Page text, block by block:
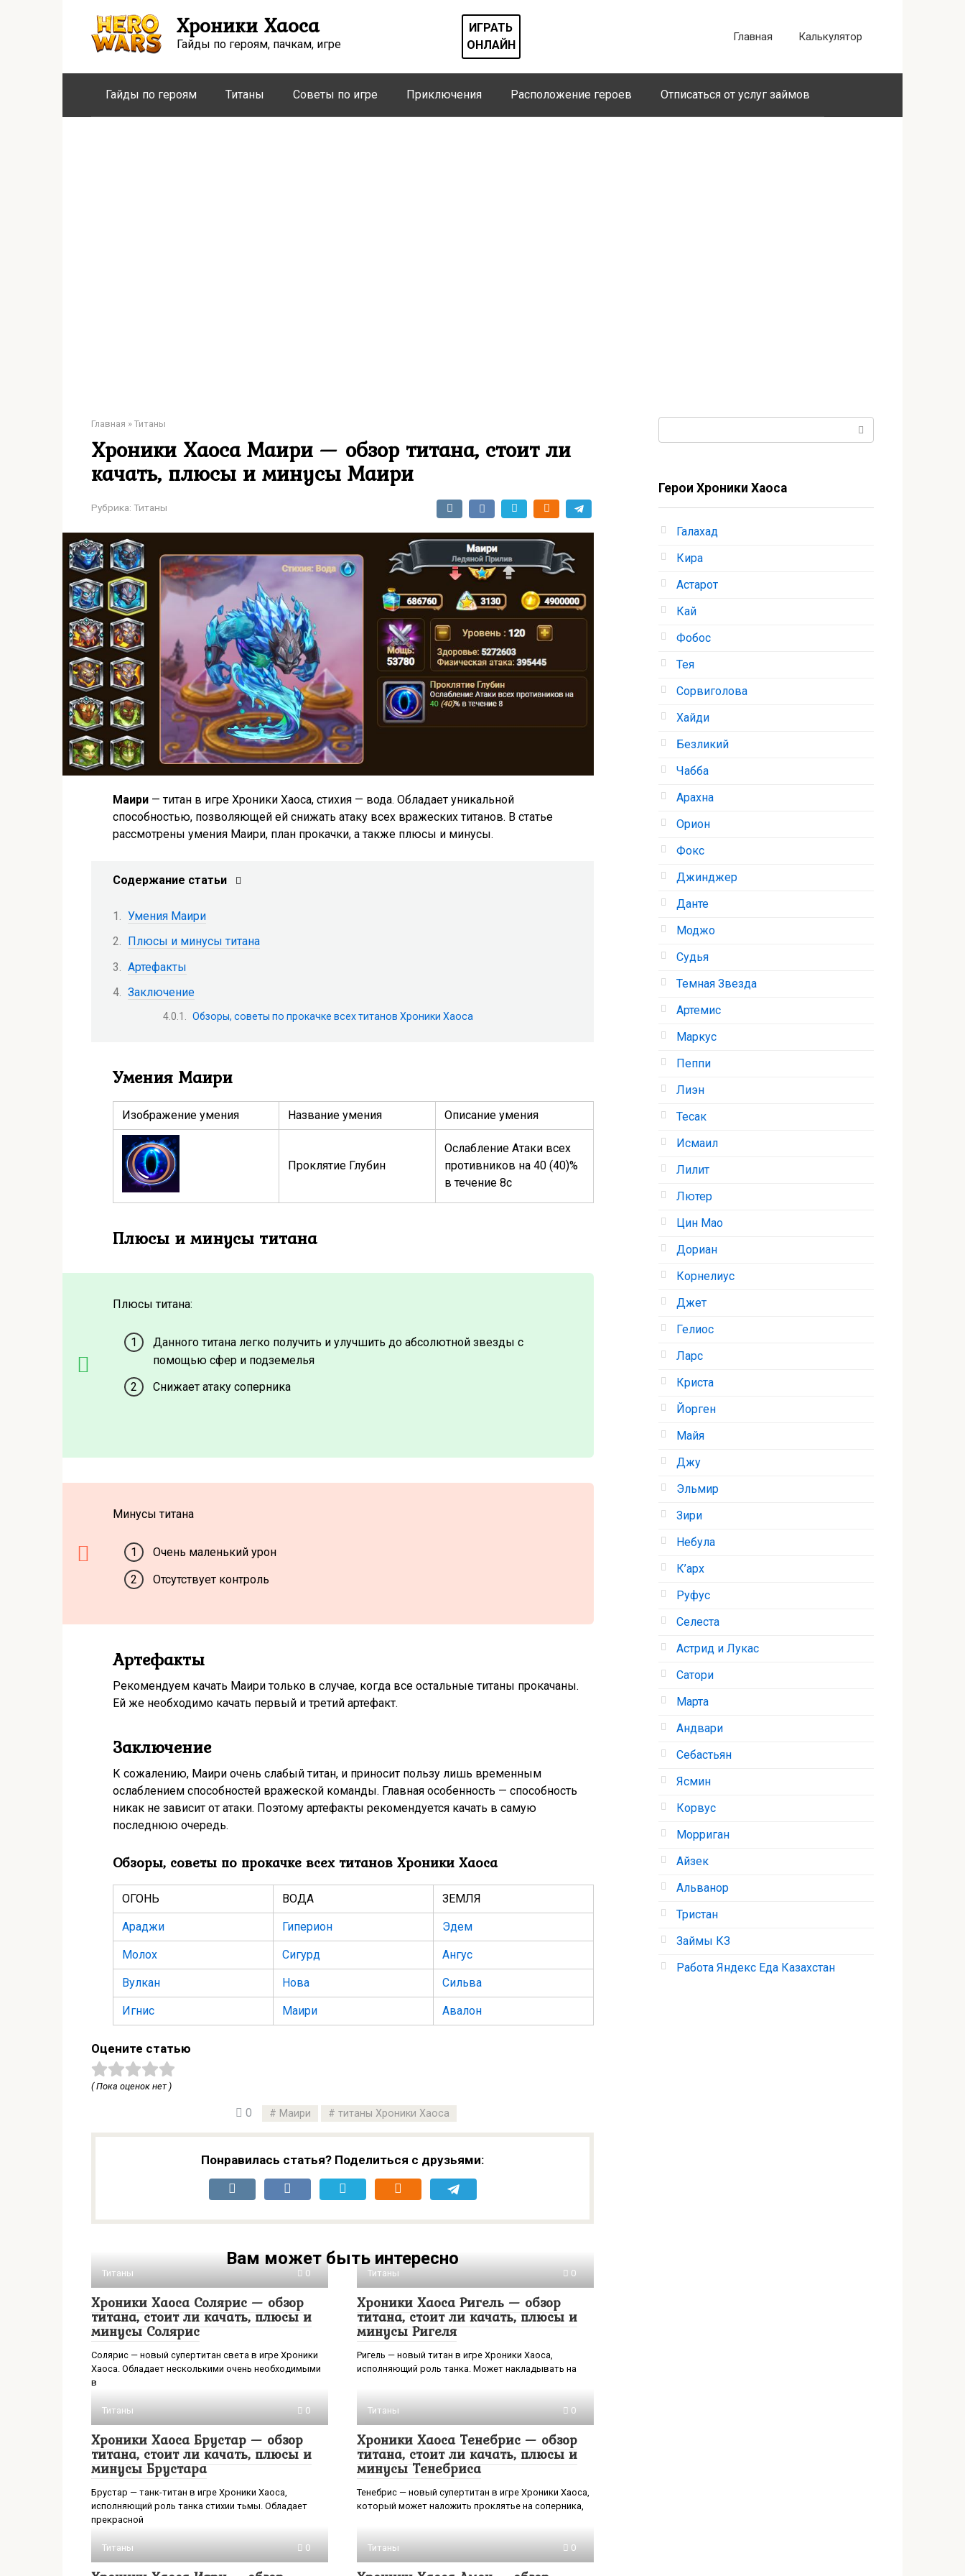
Хроники Хаоса
Гайды по героям, пачкам, игре
ИГРАТЬ
ОНЛАЙН
Главная Калькулятор
Гайды по героям Титаны Советы по игре Приключения Расположение героев Отписаться от услуг займов
Главная » Титаны
Хроники Хаоса Маири — обзор титана, стоит ли
качать, плюсы и минусы Маири
Рубрика: Титаны
Маири — титан в игре Хроники Хаоса, стихия — вода. Обладает уникальной
способностью, позволяющей ей снижать атаку всех вражеских титанов. В статье
рассмотрены умения Маири, план прокачки, а также плюсы и минусы.
Содержание статьи
Умения Маири
Плюсы и минусы титана
Артефакты
Заключение
Обзоры, советы по прокачке всех титанов Хроники Хаоса
Умения Маири
Изображение умения Название умения Описание умения
Проклятие Глубин
Ослабление Атаки всех
противников на 40 (40)%
в течение 8с
Плюсы и минусы титана
Плюсы титана:
Данного титана легко получить и улучшить до абсолютной звезды с
помощью сфер и подземелья
Снижает атаку соперника
Минусы титана
Очень маленький урон
Отсутствует контроль
Артефакты
Рекомендуем качать Маири только в случае, когда все остальные титаны прокачаны.
Ей же необходимо качать первый и третий артефакт.
Заключение
К сожалению, Маири очень слабый титан, и приносит пользу лишь временным
ослаблением способностей вражеской команды. Главная особенность — способность
никак не зависит от атаки. Поэтому артефакты рекомендуется качать в самую
последнюю очередь.
Обзоры, советы по прокачке всех титанов Хроники Хаоса
ОГОНЬ ВОДА ЗЕМЛЯ
Араджи Гиперион Эдем
Молох Сигурд Ангус
Вулкан Нова Сильва
Игнис Маири Авалон
Оцените статью
( Пока оценок нет )
0 Маири титаны Хроники Хаоса
Понравилась статья? Поделиться с друзьями:
Вам может быть интересно
Титаны 0
Хроники Хаоса Солярис — обзор
титана, стоит ли качать, плюсы и
минусы Солярис
Солярис — новый супертитан света в игре Хроники
Хаоса. Обладает несколькими очень необходимыми
в
Титаны 0
Хроники Хаоса Ригель — обзор
титана, стоит ли качать, плюсы и
минусы Ригеля
Ригель — новый титан в игре Хроники Хаоса,
исполняющий роль танка. Может накладывать на
Титаны 0
Хроники Хаоса Брустар — обзор
титана, стоит ли качать, плюсы и
минусы Брустара
Брустар — танк-титан в игре Хроники Хаоса,
исполняющий роль танка стихии тьмы. Обладает
прекрасной
Титаны 0
Хроники Хаоса Тенебрис — обзор
титана, стоит ли качать, плюсы и
минусы Тенебриса
Тенебрис — новый супертитан в игре Хроники Хаоса,
который может наложить проклятье на соперника,
Титаны 0 Титаны 0
Герои Хроники Хаоса
Галахад
Кира
Астарот
Кай
Фобос
Тея
Сорвиголова
Хайди
Безликий
Чабба
Арахна
Орион
Фокс
Джинджер
Данте
Моджо
Судья
Темная Звезда
Артемис
Маркус
Пеппи
Лиэн
Тесак
Исмаил
Лилит
Лютер
Цин Мао
Дориан
Корнелиус
Джет
Гелиос
Ларс
Криста
Йорген
Майя
Джу
Эльмир
Зири
Небула
К’арх
Руфус
Селеста
Астрид и Лукас
Сатори
Марта
Андвари
Себастьян
Ясмин
Корвус
Морриган
Айзек
Альванор
Тристан
Займы КЗ
Работа Яндекс Еда Казахстан